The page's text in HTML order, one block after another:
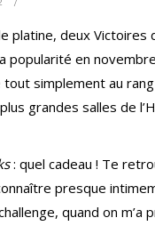
platine, deux Victoires
popularité en
simplement au
grandes salles de
: quel cadeau ! Te
presque
challenge, quand on